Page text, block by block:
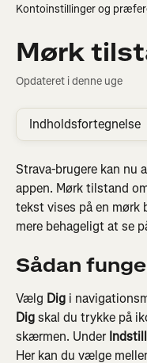
Kontoinstillinger og
Mørk
Opdateret i denne uge
Indholdsfortegnelse
Strava-brugere kan nu
appen. Mørk tilstand
tekst vises på en mørk
mere behageligt at se
Sådan
Vælg Dig i
Dig skal du trykke på
skærmen. Under
Her kan du vælge